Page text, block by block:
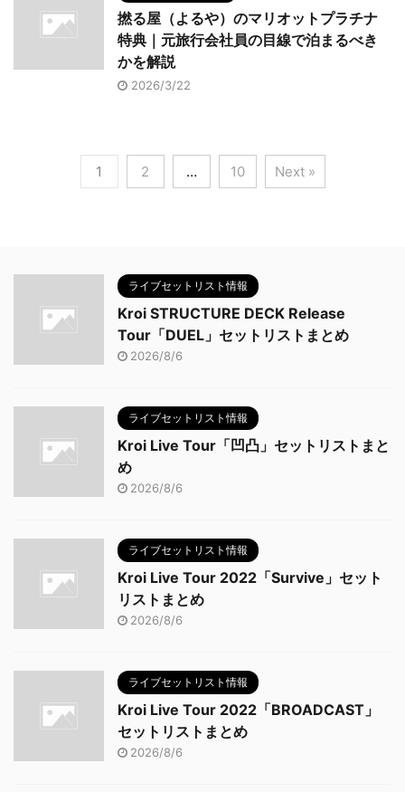
撚る屋（よるや）のマリオットプラチナ
特典｜元旅行会社員の目線で泊まるべき
かを解説
2026/3/22
1 2 … 10 Next »
ライブセットリスト情報
Kroi STRUCTURE DECK Release
Tour「DUEL」セットリストまとめ
2026/8/6
ライブセットリスト情報
Kroi Live Tour「凹凸」セットリストまと
め
2026/8/6
ライブセットリスト情報
Kroi Live Tour 2022「Survive」セット
リストまとめ
2026/8/6
ライブセットリスト情報
Kroi Live Tour 2022「BROADCAST」
セットリストまとめ
2026/8/6